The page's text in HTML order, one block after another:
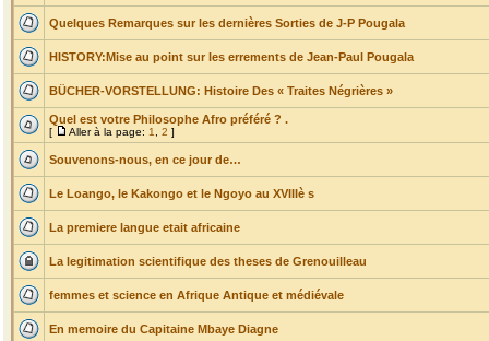
Quelques Remarques sur les dernières Sorties de J-P Pougala
HISTORY:Mise au point sur les errements de Jean-Paul Pougala
BÜCHER-VORSTELLUNG: Histoire Des « Traites Négrières »
Quel est votre Philosophe Afro préféré ? .
[ Aller à la page: 1 2 ]
Souvenons-nous, en ce jour de…
Le Loango, le Kakongo et le Ngoyo au XVIIIè s
La premiere langue etait africaine
La legitimation scientifique des theses de Grenouilleau
femmes et science en Afrique Antique et médiévale
En memoire du Capitaine Mbaye Diagne